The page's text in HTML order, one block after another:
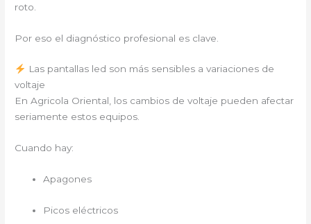
roto.
Por eso el diagnóstico profesional es clave.
Las pantallas led son más sensibles a variaciones de
voltaje
En Agricola Oriental, los cambios de voltaje pueden afectar
seriamente estos equipos.
Cuando hay:
Apagones
Picos eléctricos